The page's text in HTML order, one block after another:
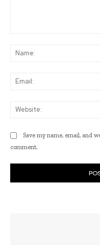
Save my name, email, and
comment.